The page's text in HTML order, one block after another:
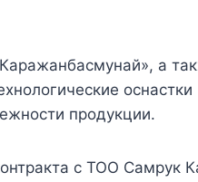
а
оснастки
продукции.
с ТОО Самрук